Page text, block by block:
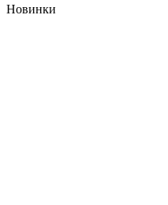
Новинки